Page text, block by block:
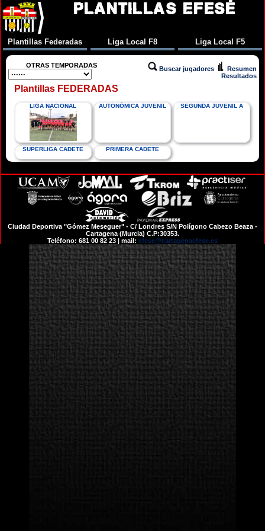
PLANTILLAS EFESÉ
Plantillas Federadas Liga Local F8 Liga Local F5
OTRAS TEMPORADAS Buscar jugadores
Resumen
Resultados
Plantillas FEDERADAS
LIGA NACIONAL AUTONÓMICA JUVENIL SEGUNDA JUVENIL A
SUPERLIGA CADETE PRIMERA CADETE
Ciudad Deportiva "Gómez Meseguer" - C/ Londres S/N Polígono Cabezo Beaza -
Cartagena (Murcia) C.P:30353.
Teléfono: 681 00 82 23 | mail: efese@cartagenaefese.es